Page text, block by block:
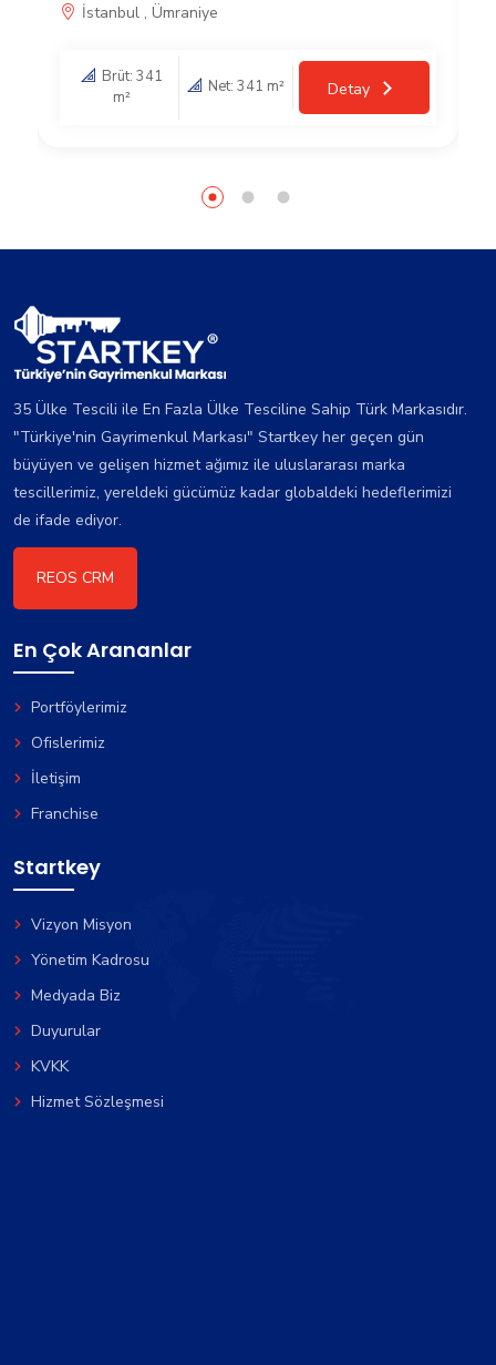
İstanbul , Ümraniye
Brüt: 341
m²
Net: 341 m² Detay
35 Ülke Tescili ile En Fazla Ülke Tesciline Sahip Türk Markasıdır.
"Türkiye'nin Gayrimenkul Markası" Startkey her geçen gün
büyüyen ve gelişen hizmet ağımız ile uluslararası marka
tescillerimiz, yereldeki gücümüz kadar globaldeki hedeflerimizi
de ifade ediyor.
REOS CRM
En Çok Arananlar
Portföylerimiz
Ofislerimiz
İletişim
Franchise
Startkey
Vizyon Misyon
Yönetim Kadrosu
Medyada Biz
Duyurular
KVKK
Hizmet Sözleşmesi